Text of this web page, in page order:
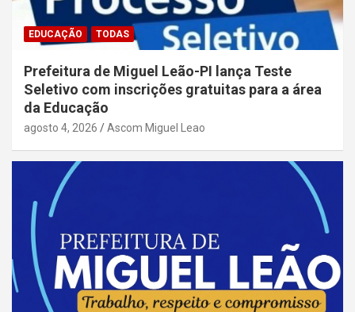
EDUCAÇÃO TODAS
Prefeitura de Miguel Leão-PI lança Teste
Seletivo com inscrições gratuitas para a área
da Educação
agosto 4, 2026 Ascom Miguel Leao